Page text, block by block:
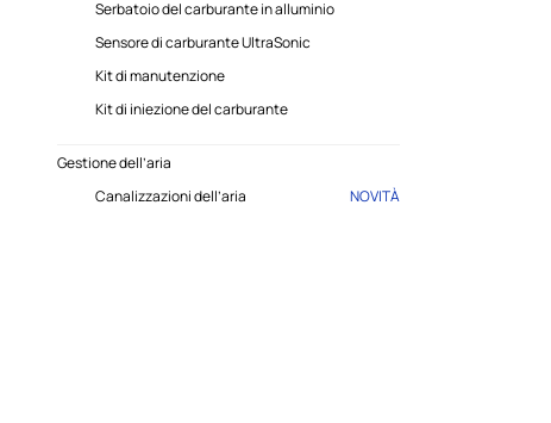
Serbatoio del carburante in alluminio
Sensore di carburante UltraSonic
Kit di manutenzione
Kit di iniezione del carburante
Gestione dell’aria
Canalizzazioni dell’aria
NOVITÀ